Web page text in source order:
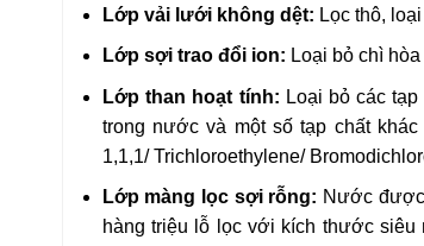
Lớp vải lưới không dệt: Lọc thô,
Lớp sợi trao đổi ion: Loại bỏ chì
Lớp than hoạt tính: Loại bỏ các
trong nước và một số tạp chất khác
1,1,1/ Trichloroethylene/
Lớp màng lọc sợi rỗng: Nước
hàng triệu lỗ lọc với kích thước siêu